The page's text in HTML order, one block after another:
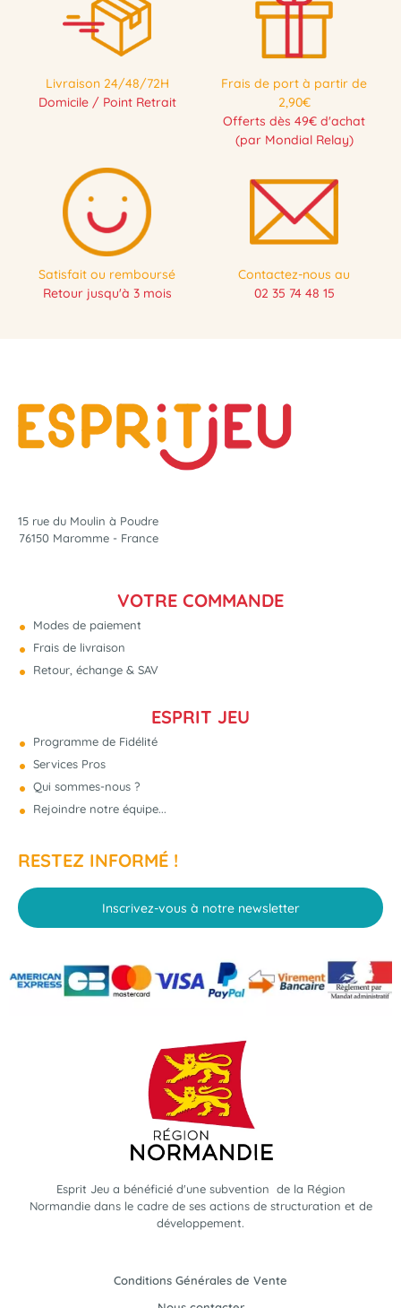
Livraison 24/48/72H
Domicile / Point Retrait
Frais de port à partir de
2,90€
Offerts dès 49€ d'achat
(par Mondial Relay)
Satisfait ou remboursé
Retour jusqu'à 3 mois
Contactez-nous au
02 35 74 48 15
15 rue du Moulin à Poudre
76150 Maromme - France
VOTRE COMMANDE
Modes de paiement
Frais de livraison
Retour, échange & SAV
ESPRIT JEU
Programme de Fidélité
Services Pros
Qui sommes-nous ?
Rejoindre notre équipe...
RESTEZ INFORMÉ !
Inscrivez-vous à notre newsletter
Esprit Jeu a bénéficié d'une subvention de la Région
Normandie dans le cadre de ses actions de structuration et de
développement.
Conditions Générales de Vente